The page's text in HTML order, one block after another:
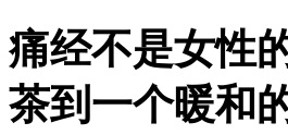
痛经不是女性
茶到一个暖和